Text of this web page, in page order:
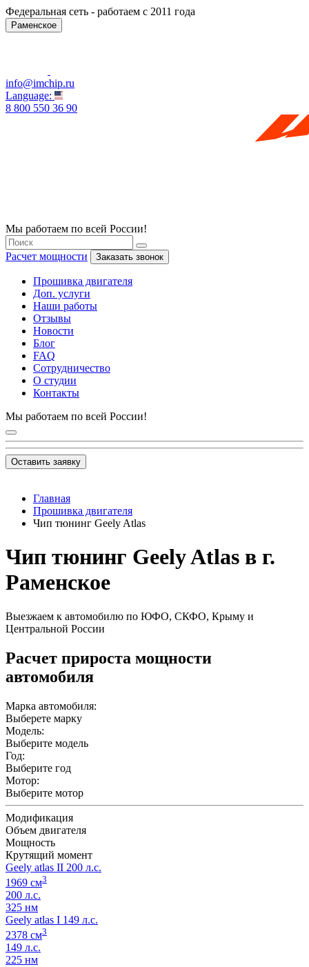
Федеральная сеть - работаем с 2011 года
Раменское
info@imchip.ru
Language:
8 800 550 36 90
Мы работаем по всей России!
Расчет мощности Заказать звонок
Прошивка двигателя
Доп. услуги
Наши работы
Отзывы
Новости
Блог
FAQ
Сотрудничество
О студии
Контакты
Мы работаем по всей России!
Оставить заявку
Главная
Прошивка двигателя
Чип тюнинг Geely Atlas
Чип тюнинг Geely Atlas в г.
Раменское
Выезжаем к автомобилю по ЮФО, СКФО, Крыму и
Центральной России
Расчет прироста мощности
автомобиля
Марка автомобиля:
Выберете марку
Модель:
Выберите модель
Год:
Выберите год
Мотор:
Выберите мотор
Модификация
Объем двигателя
Мощность
Крутящий момент
Geely atlas II 200 л.с.
1969 см3
200 л.с.
325 нм
Geely atlas I 149 л.с.
2378 см3
149 л.с.
225 нм